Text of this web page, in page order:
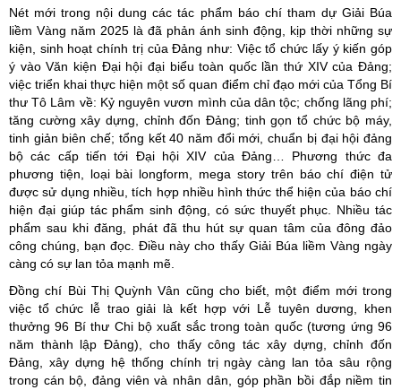
Nét mới trong nội dung các tác phẩm báo chí tham dự Giải Búa
liềm Vàng năm 2025 là đã phản ánh sinh động, kịp thời những sự
kiện, sinh hoạt chính trị của Đảng như: Việc tổ chức lấy ý kiến góp
ý vào Văn kiện Đại hội đại biểu toàn quốc lần thứ XIV của Đảng;
việc triển khai thực hiện một số quan điểm chỉ đạo mới của Tổng Bí
thư Tô Lâm về: Kỷ nguyên vươn mình của dân tộc; chống lãng phí;
tăng cường xây dựng, chỉnh đốn Đảng; tinh gọn tổ chức bộ máy,
tinh giản biên chế; tổng kết 40 năm đổi mới, chuẩn bị đại hội đảng
bộ các cấp tiến tới Đại hội XIV của Đảng… Phương thức đa
phương tiện, loại bài longform, mega story trên báo chí điện tử
được sử dụng nhiều, tích hợp nhiều hình thức thể hiện của báo chí
hiện đại giúp tác phẩm sinh động, có sức thuyết phục. Nhiều tác
phẩm sau khi đăng, phát đã thu hút sự quan tâm của đông đảo
công chúng, bạn đọc. Điều này cho thấy Giải Búa liềm Vàng ngày
càng có sự lan tỏa mạnh mẽ.
Đồng chí Bùi Thị Quỳnh Vân cũng cho biết, một điểm mới trong
việc tổ chức lễ trao giải là kết hợp với Lễ tuyên dương, khen
thưởng 96 Bí thư Chi bộ xuất sắc trong toàn quốc (tương ứng 96
năm thành lập Đảng), cho thấy công tác xây dựng, chỉnh đốn
Đảng, xây dựng hệ thống chính trị ngày càng lan tỏa sâu rộng
trong cán bộ, đảng viên và nhân dân, góp phần bồi đắp niềm tin